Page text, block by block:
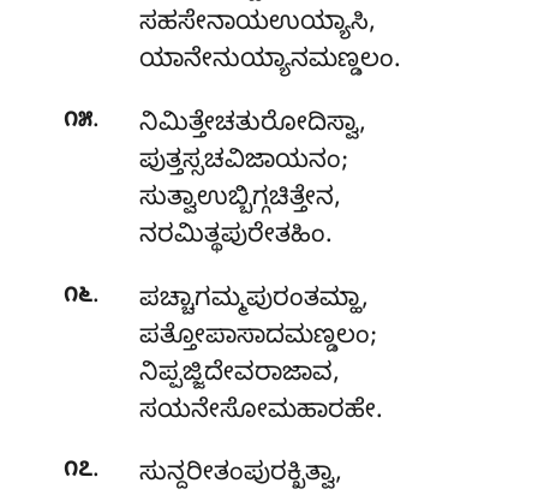
ಸಹಸೇನಾಯಉಯ್ಯಾಸಿ,
ಯಾನೇನುಯ್ಯಾನಮಣ್ಡಲಂ.
೧೫. ನಿಮಿತ್ತೇಚತುರೋದಿಸ್ವಾ,
ಪುತ್ತಸ್ಸಚವಿಜಾಯನಂ;
ಸುತ್ವಾಉಬ್ಬಿಗ್ಗಚಿತ್ತೇನ,
ನರಮಿತ್ಥಪುರೇತಹಿಂ.
೧೬. ಪಚ್ಚಾಗಮ್ಮಪುರಂತಮ್ಹಾ,
ಪತ್ತೋಪಾಸಾದಮಣ್ಡಲಂ;
ನಿಪ್ಪಜ್ಜಿದೇವರಾಜಾವ,
ಸಯನೇಸೋಮಹಾರಹೇ.
೧೭. ಸುನ್ದರೀತಂಪುರಕ್ಖಿತ್ವಾ,